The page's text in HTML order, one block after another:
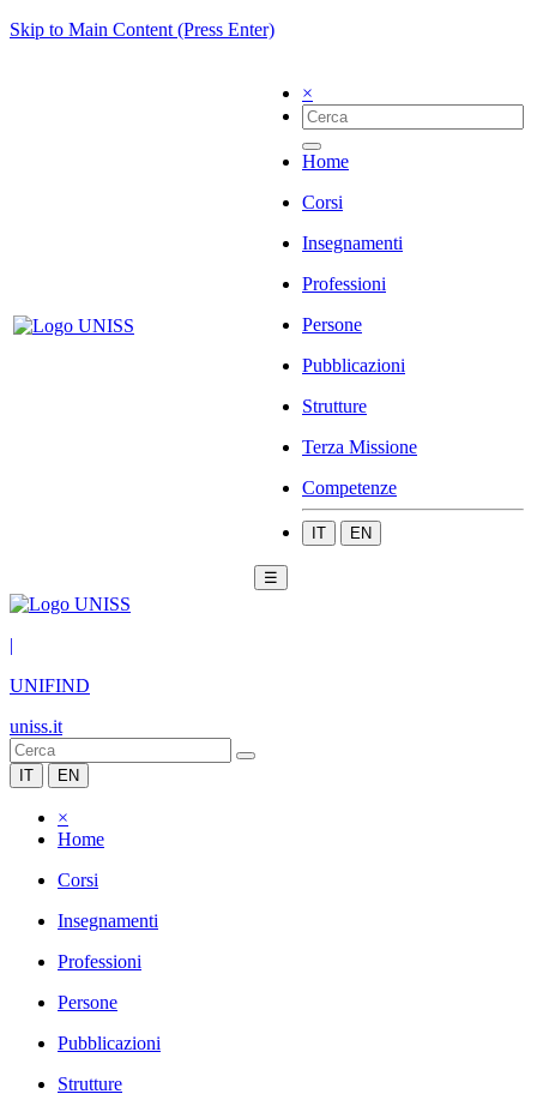
Skip to Main Content (Press Enter)
×
Home
Corsi
Insegnamenti
Professioni
Persone
Pubblicazioni
Strutture
Terza Missione
Competenze
IT EN
☰
|
UNIFIND
uniss.it
IT EN
×
Home
Corsi
Insegnamenti
Professioni
Persone
Pubblicazioni
Strutture